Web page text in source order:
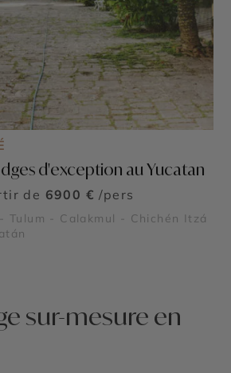
d'exception au Yucatan
de 6900 € /pers
Tulum - Calakmul - Chichén Itzá
sur-mesure en